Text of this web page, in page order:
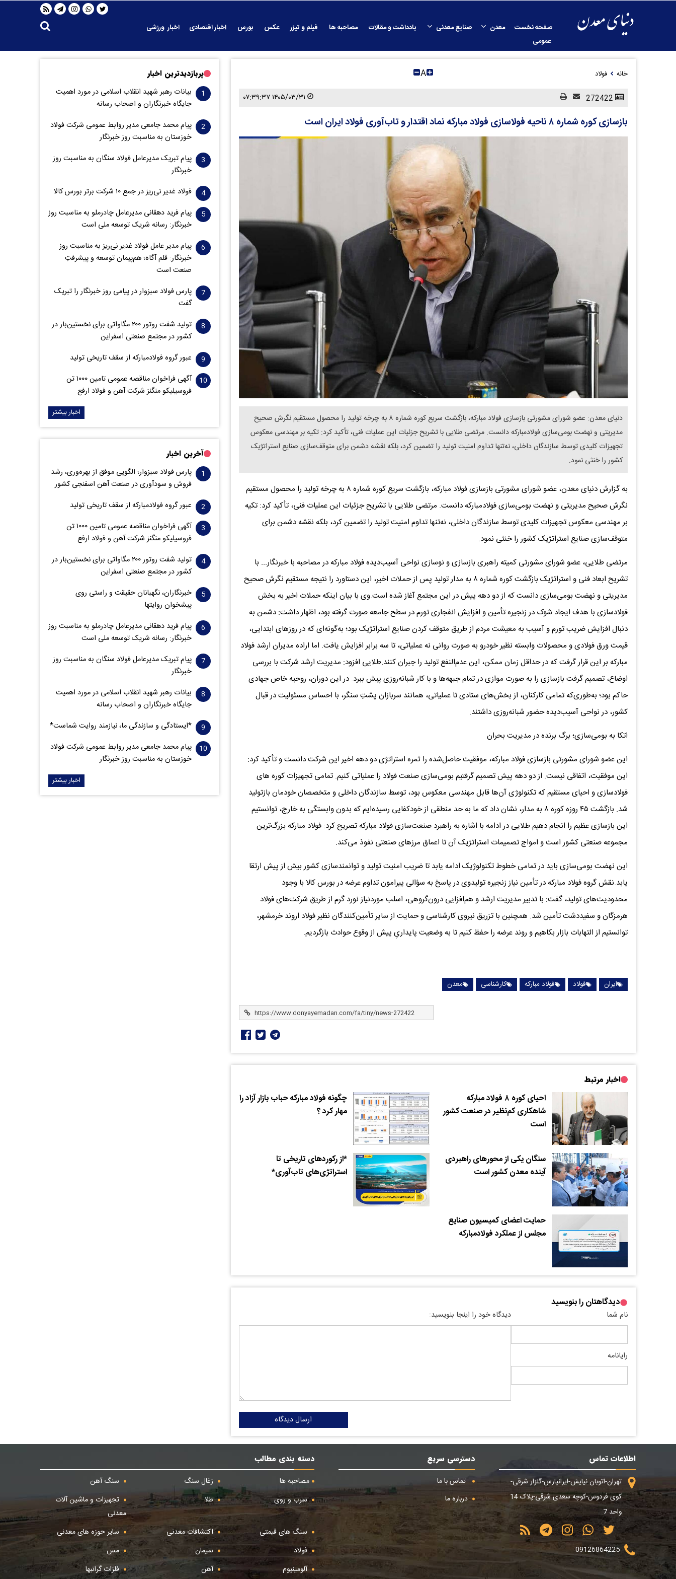
صفحه نخست معدن صنایع معدنی یادداشت و مقالات مصاحبه ها فیلم و تیزر عکس بورس اخبار اقتصادی
اخبار ورزشی
عمومی
خانه فولاد A
۱۴۰۵/۰۳/۳۱ ۰۷:۳۹:۳۷
بازسازی کوره شماره ۸ ناحیه فولاسازی فولاد مبارکه نماد اقتدار و تاب‌آوری فولاد ایران است
دنیای معدن: عضو شورای مشورتی بازسازی فولاد مبارکه، بازگشت سریع کوره شماره ۸ به چرخه تولید را محصول مستقیم ‌‌نگرش صحیح
مدیریتی‌‌ و ‌‌نهضت بومی‌سازی‌‌ فولادمبارکه دانست. مرتضی طلایی با تشریح جزئیات این عملیات فنی، تأکید کرد: تکیه بر مهندسی معکوس
تجهیزات کلیدی توسط سازندگان داخلی، نه‌تنها تداوم امنیت تولید را تضمین کرد، بلکه نقشه دشمن برای متوقف‌سازی صنایع استراتژیک
کشور را خنثی نمود.
به گزارش دنیای معدن، عضو شورای مشورتی بازسازی فولاد مبارکه، بازگشت سریع کوره شماره ۸ به چرخه تولید را محصول مستقیم
‌‌نگرش صحیح مدیریتی‌‌ و ‌‌نهضت بومی‌سازی‌‌ فولادمبارکه دانست. مرتضی طلایی با تشریح جزئیات این عملیات فنی، تأکید کرد: تکیه
بر مهندسی معکوس تجهیزات کلیدی توسط سازندگان داخلی، نه‌تنها تداوم امنیت تولید را تضمین کرد، بلکه نقشه دشمن برای
متوقف‌سازی صنایع استراتژیک کشور را خنثی نمود.
مرتضی طلایی، عضو شورای مشورتی کمیته راهبری بازسازی و نوسازی نواحی آسیب‌دیده فولاد مبارکه در مصاحبه با خبرنگار... با
تشریح ابعاد فنی و استراتژیک بازگشت کوره شماره ۸ به مدار تولید پس از حملات اخیر، این دستاورد را نتیجه مستقیم ‌‌نگرش صحیح
مدیریتی‌‌ و ‌‌نهضت بومی‌سازی‌‌ دانست که از دو دهه پیش در این مجتمع آغاز شده است.وی با بیان اینکه حملات اخیر به بخش
فولادسازی با هدف ایجاد شوک در زنجیره تأمین و افزایش انفجاری تورم در سطح جامعه صورت گرفته بود، اظهار داشت: دشمن به
دنبال افزایش ضریب تورم و آسیب به معیشت مردم از طریق متوقف کردن صنایع استراتژیک بود؛ به‌گونه‌ای که در روزهای ابتدایی،
قیمت ورق فولادی و محصولات وابسته نظیر خودرو به صورت روانی نه عملیاتی، تا سه برابر افزایش یافت. اما اراده مدیران ارشد فولاد
مبارکه بر این قرار گرفت که در حداقل زمان ممکن، این عدم‌النفع تولید را جبران کنند.طلایی افزود: مدیریت ارشد شرکت با بررسی
اوضاع، تصمیم گرفت بازسازی را به صورت موازی در تمام جبهه‌ها و با کار شبانه‌روزی پیش ببرد. در این دوران، روحیه خاص جهادی
حاکم بود؛ به‌طوری‌که تمامی کارکنان، از بخش‌های ستادی تا عملیاتی، همانند سربازان پشتِ سنگر، با احساس مسئولیت در قبال
کشور، در نواحی آسیب‌دیده حضور شبانه‌روزی داشتند.
اتکا به ‌‌بومی‌سازی‌‌؛ برگ برنده در مدیریت بحران
این عضو شورای مشورتی بازسازی فولاد مبارکه، موفقیت حاصل‌شده را ثمره استراتژی دو دهه اخیر این شرکت دانست و تأکید کرد:
این موفقیت، اتفاقی نیست. از دو دهه پیش تصمیم گرفتیم بومی‌سازی صنعت فولاد را عملیاتی کنیم. تمامی تجهیزات کوره های
فولادسازی و احیای مستقیم که تکنولوژی آن‌ها قابل مهندسی معکوس بود، توسط سازندگان داخلی و متخصصان خودمان بازتولید
شد. بازگشت ۴۵ روزه کوره ۸ به مدار، نشان داد که ما به حد منطقی از خودکفایی رسیده‌ایم که بدون وابستگی به خارج، توانستیم
این بازسازی عظیم را انجام دهیم.طلایی در ادامه با اشاره به راهبرد ‌‌صنعت‌سازی‌‌ فولاد مبارکه تصریح کرد: فولاد مبارکه بزرگ‌ترین
مجموعه صنعتی کشور است و امواج تصمیمات استراتژیک آن تا اعماق مرزهای صنعتی نفوذ می‌کند.
این نهضت بومی‌سازی باید در تمامی خطوط تکنولوژیک ادامه یابد تا ضریب امنیت تولید و توانمندسازی کشور بیش از پیش ارتقا
یابد.نقش گروه فولاد مبارکه در تأمین نیاز زنجیره تولیدوی در پاسخ به سؤالی پیرامون تداوم عرضه در بورس کالا با وجود
محدودیت‌های تولید، گفت: با تدبیر مدیریت ارشد و هم‌افزایی درون‌گروهی، اسلب موردنیاز نورد گرم از طریق شرکت‌های فولاد
هرمزگان و سفیددشت تأمین شد. همچنین با تزریق نیروی کارشناسی و حمایت از سایر تأمین‌کنندگان نظیر فولاد اروند خرمشهر،
توانستیم از التهابات بازار بکاهیم و روند عرضه را حفظ کنیم تا به وضعیت پایداریِ پیش از وقوع حوادث بازگردیم.
ایران فولاد فولاد مبارکه کارشناسی معدن
اخبار مرتبط
احیای کوره ۸ فولاد مبارکه
شاهکاری کم‌نظیر در صنعت کشور
است
چگونه فولاد مبارکه حباب بازار آزاد را
مهار کرد ؟
سنگان یکی از محورهای راهبردی
آینده معدن کشور است
*از رکوردهای تاریخی تا
استراتژی‌های تاب‌آوری*
حمایت اعضای کمیسیون صنایع
مجلس از عملکرد فولادمبارکه
دیدگاهتان را بنویسید
نام شما
رایانامه
دیدگاه خود را اینجا بنویسید:
ارسال دیدگاه
پربازدیدترین اخبار
بیانات رهبر شهید انقلاب اسلامی در مورد اهمیت
جایگاه خبرنگاران و اصحاب رسانه
پیام محمد جامعی مدیر روابط عمومی شرکت فولاد
خوزستان به مناسبت روز خبرنگار
پیام تبریک مدیرعامل فولاد سنگان به مناسبت روز
خبرنگار
فولاد غدیر نی‌ریز در جمع ۱۰ شرکت برتر بورس کالا
پیام فرید دهقانی مدیرعامل چادرملو به مناسبت روز
خبرنگار: رسانه شریک توسعه ملی است
پیام مدیر عامل فولاد غدیر نی‌ریز به مناسبت روز
خبرنگار: قلم آگاه؛ هم‌پیمان توسعه و پیشرفتِ
صنعت است
پارس فولاد سبزوار در پیامی روز خبرنگار را تبریک
گفت
تولید شفت روتور ۲۰۰ مگاواتی برای نخستین‌بار در
کشور در مجتمع صنعتی اسفراین
عبور گروه فولادمبارکه از سقف تاریخی تولید
آگهی فراخوان مناقصه عمومی تامین ۱۰۰۰ تن
فروسیلیکو منگنز شرکت آهن و فولاد ارفع
اخبار بیشتر
آخرین اخبار
پارس فولاد سبزوار؛ الگویی موفق از بهره‌وری، رشد
فروش و سود‌آوری در صنعت آهن اسفنجی کشور
عبور گروه فولادمبارکه از سقف تاریخی تولید
آگهی فراخوان مناقصه عمومی تامین ۱۰۰۰ تن
فروسیلیکو منگنز شرکت آهن و فولاد ارفع
تولید شفت روتور ۲۰۰ مگاواتی برای نخستین‌بار در
کشور در مجتمع صنعتی اسفراین
خبرنگاران، نگهبانان حقیقت و راستی روی
پیشخوان روایت­ها
پیام فرید دهقانی مدیرعامل چادرملو به مناسبت روز
خبرنگار: رسانه شریک توسعه ملی است
پیام تبریک مدیرعامل فولاد سنگان به مناسبت روز
خبرنگار
بیانات رهبر شهید انقلاب اسلامی در مورد اهمیت
جایگاه خبرنگاران و اصحاب رسانه
*ایستادگی و سازندگی ما، نیازمند روایت شماست*
پیام محمد جامعی مدیر روابط عمومی شرکت فولاد
خوزستان به مناسبت روز خبرنگار
اخبار بیشتر
اطلاعات تماس
تهران-اتوبان نیایش-ایرانپارس-گلزار شرقی-
کوی فردوس-کوچه سعدی شرقی-پلاک 14
واحد 7
09126864225
دسترسی سریع
تماس با ما
درباره ما
دسته بندی مطالب
مصاحبه ها
زغال سنگ
سنگ آهن
سرب و روی
طلا
تجهیزات و ماشین آلات
معدنی
سنگ های قیمتی
اکتشافات معدنی
سایر حوزه های معدنی
فولاد
سیمان
مس
آلومینیوم
آهن فلزات گرانبها